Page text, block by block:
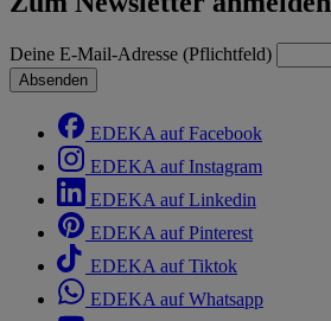
Deine E-Mail-Adresse (Pflichtfeld)
Absenden
EDEKA auf Facebook
EDEKA auf Instagram
EDEKA auf Linkedin
EDEKA auf Pinterest
EDEKA auf Tiktok
EDEKA auf Whatsapp